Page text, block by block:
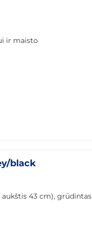
ir maisto
black
43 cm), grūdintas